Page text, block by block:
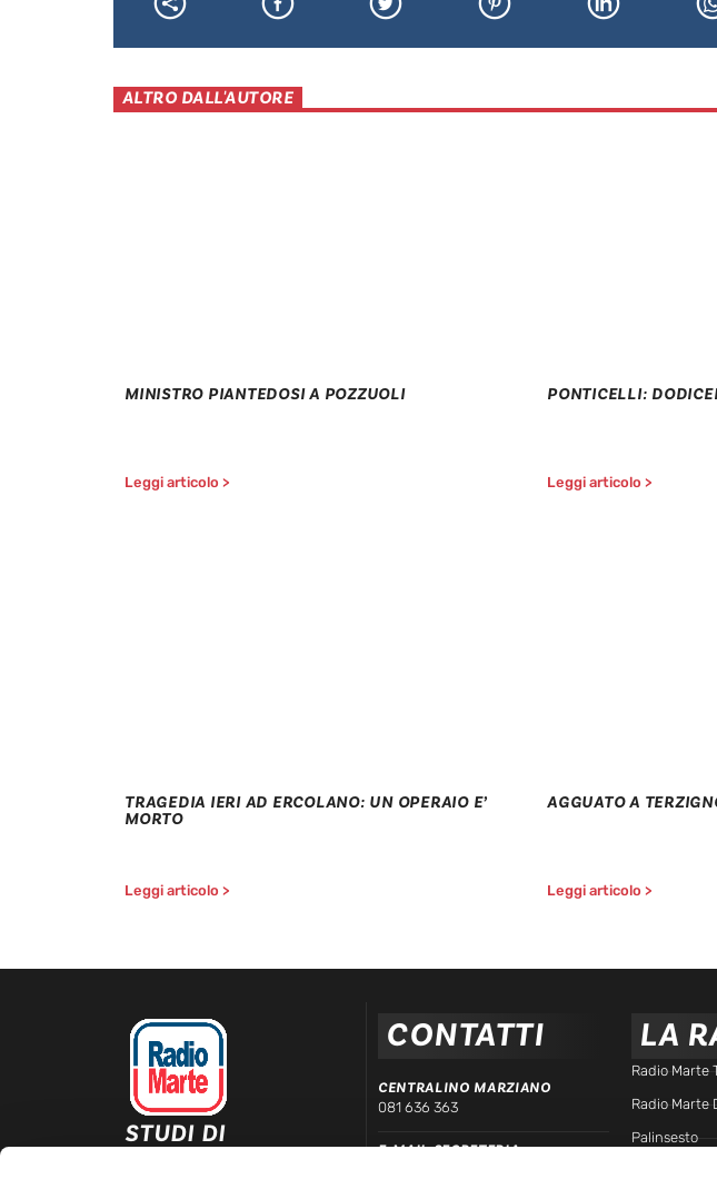
ALTRO DALL'AUTORE
MINISTRO PIANTEDOSI A POZZUOLI
Leggi articolo >
PONTICELLI:
Leggi articolo >
TRAGEDIA IERI AD ERCOLANO: UN OPERAIO E’
MORTO
Leggi articolo >
AGGUATO A
Leggi articolo >
STUDI DI
CONTATTI
CENTRALINO MARZIANO
081 636 363
E-MAIL SEGRETERIA
LA
Radio Marte
Radio Marte
Palinsesto